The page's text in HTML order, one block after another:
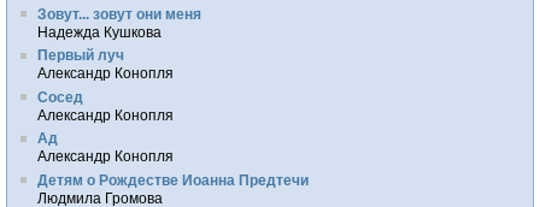
Зовут... зовут они меня
Надежда Кушкова
Первый луч
Александр Конопля
Сосед
Александр Конопля
Ад
Александр Конопля
Детям о Рождестве Иоанна Предтечи
Людмила Громова